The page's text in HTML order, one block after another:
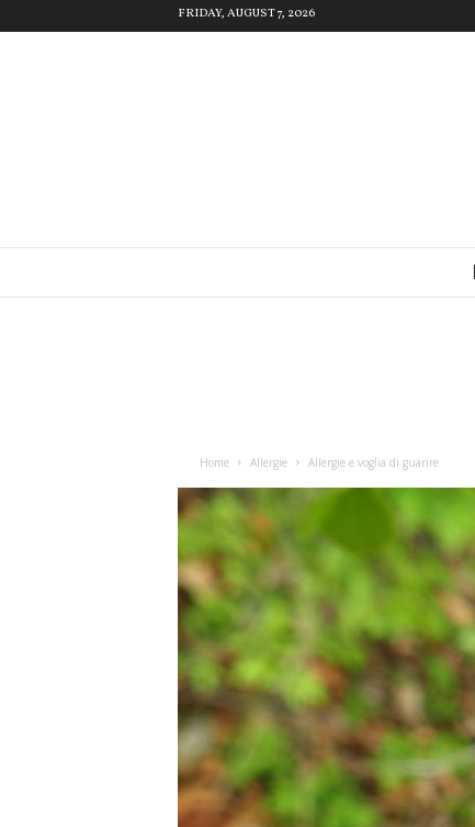
FRIDAY, AUGUST 7, 2026
Home Allergie Allergie e voglia di guarire